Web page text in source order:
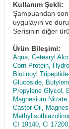
Kullanım Şekli:
Şampuandan
uygulayın ve
Serisinin diğer
Ürün Bileşimi:
Aqua, Cetearyl
Corn Protein,
Biotinoyl
Glucoside,
Propylene Glycol,
Magnesium
Castor Oil,
CI 19140, Cl